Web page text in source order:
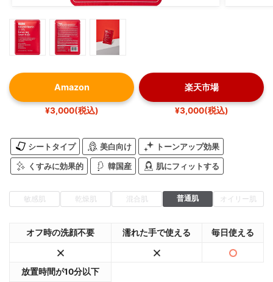
Amazon
¥3,000(税込)
楽天市場
¥3,000(税込)
シートタイプ 美白向け トーンアップ効果
くすみに効果的 韓国産 肌にフィットする
敏感肌 乾燥肌 混合肌 普通肌 オイリー肌
オフ時の洗顔不要 濡れた手で使える 毎日使える
放置時間が10分以下